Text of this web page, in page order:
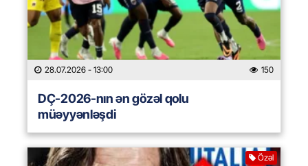
28.07.2026 - 13:00 150
DÇ-2026-nın ən gözəl qolu
müəyyənləşdi
Özəl